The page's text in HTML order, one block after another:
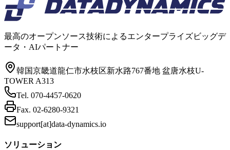
最高のオープンソース技術によるエンタープライズビッグデ
ータ・AIパートナー
韓国京畿道龍仁市水枝区新水路767番地 盆唐水枝U-
TOWER A313
Tel. 070-4457-0620
Fax. 02-6280-9321
support[at]data-dynamics.io
ソリューション